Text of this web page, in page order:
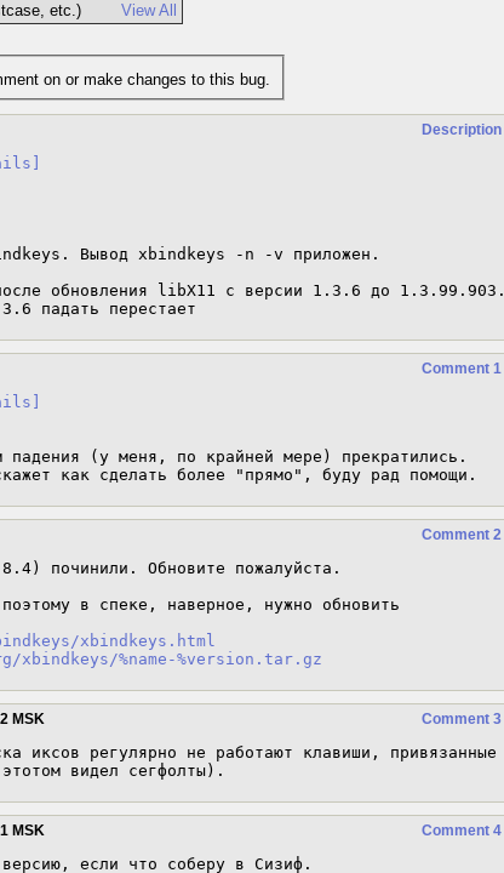
View All
etc.)
on or make changes to this bug.
Description
Вывод xbindkeys -n -v приложен.
обновления libX11 с версии 1.3.6 до 1.3.99.903.
падать перестает
Comment 1
падения (у меня, по крайней мере) прекратились.
как сделать более "прямо", буду рад помощи.
Comment 2
починили. Обновите пожалуйста.
в спеке, наверное, нужно обновить
xbindkeys.html
xbindkeys/%name-%version.tar.gz
Comment 3
MSK
иксов регулярно не работают клавиши, привязанные
видел сегфолты).
Comment 4
MSK
если что соберу в Сизиф.